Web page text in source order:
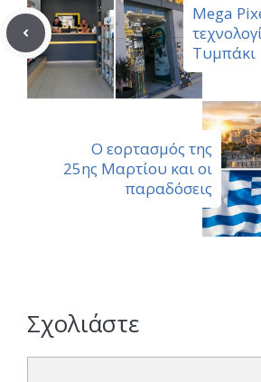
Mega
Τυμπάκι
Ο εορτασμός της
25ης Μαρτίου και οι
παραδόσεις
Σχολιάστε